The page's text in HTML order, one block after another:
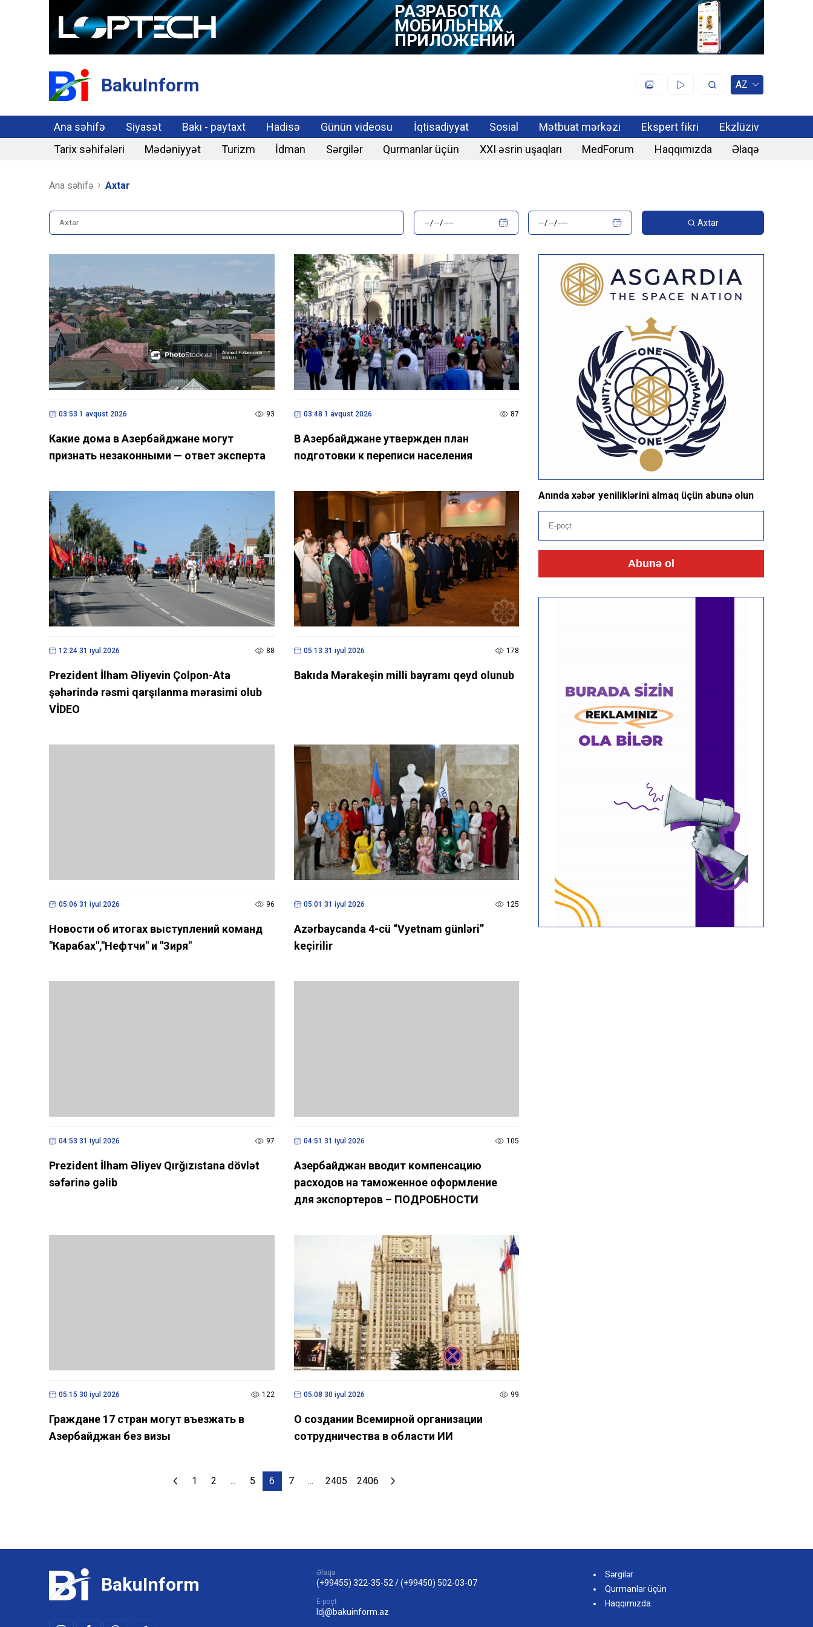
РАЗРАБОТКА
МОБИЛЬНЫХ
ПРИЛОЖЕНИЙ
BakuInform AZ
Ana səhifə Siyasət Bakı - paytaxt Hadisə Günün videosu İqtisadiyyat Sosial Mətbuat mərkəzi Ekspert fikri
Ekzlüziv
Tarix səhifələri
Mədəniyyət Turizm İdman Sərgilər Qurmanlar üçün XXI əsrin uşaqları MedForum Haqqımızda Əlaqə
Ana səhifə Axtar
Axtar
03:53 1 avqust 2026 93
Какие дома в Азербайджане могут
признать незаконными — ответ эксперта
03:48 1 avqust 2026 87
В Азербайджане утвержден план
подготовки к переписи населения
12:24 31 iyul 2026 88
Prezident İlham Əliyevin Çolpon-Ata
şəhərində rəsmi qarşılanma mərasimi olub
VİDEO
05:13 31 iyul 2026 178
Bakıda Mərakeşin milli bayramı qeyd olunub
05:06 31 iyul 2026 96
Новости об итогах выступлений команд
"Карабах","Нефтчи" и "Зиря"
05:01 31 iyul 2026 125
Azərbaycanda 4-cü “Vyetnam günləri”
keçirilir
04:53 31 iyul 2026 97
Prezident İlham Əliyev Qırğızıstana dövlət
səfərinə gəlib
04:51 31 iyul 2026 105
Азербайджан вводит компенсацию
расходов на таможенное оформление
для экспортеров – ПОДРОБНОСТИ
05:15 30 iyul 2026 122
Граждане 17 стран могут въезжать в
Азербайджан без визы
05:08 30 iyul 2026 99
О создании Всемирной организации
сотрудничества в области ИИ
1 2 ... 5 6 7 ... 2405 2406
Anında xəbər yeniliklərini almaq üçün abunə olun
Abunə ol
BakuInform
Əlaqə:
(+99455) 322-35-52 /(+99450) 502-03-07
E-poçt:
ldj@bakuinform.az
Sərgilər
Qurmanlar üçün
Haqqımızda